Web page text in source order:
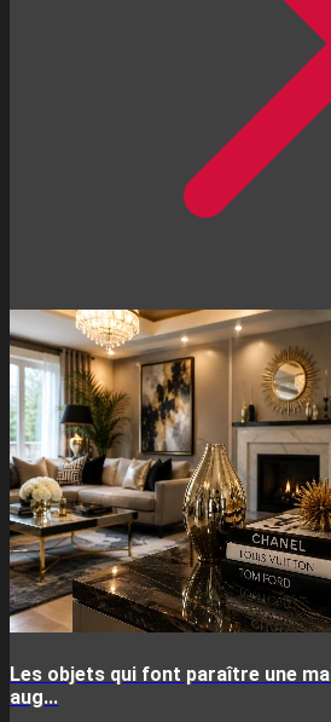
Les objets qui font paraître une
aug...